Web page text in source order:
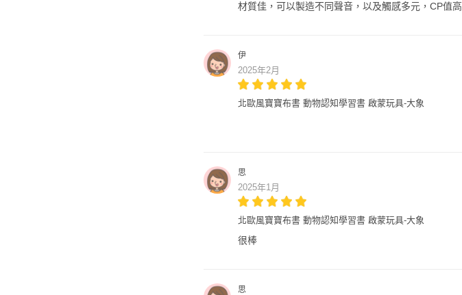
材質佳，可以製造不同聲音，以及觸感多元，CP值高
伊
2025年2月
北歐風寶寶布書 動物認知學習書 啟蒙玩具-大象
思
2025年1月
北歐風寶寶布書 動物認知學習書 啟蒙玩具-大象
很棒
思